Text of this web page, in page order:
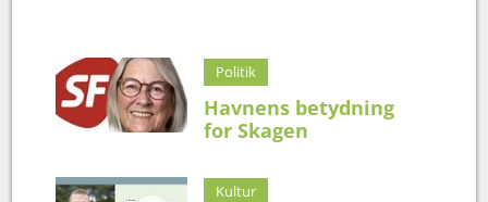
Politik
Havnens betydning
for Skagen
Kultur